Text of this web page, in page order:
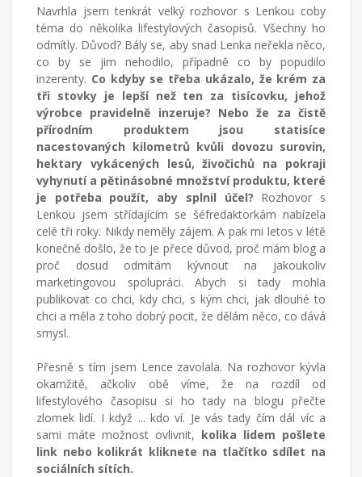
radostech
všednodenního
života.
Navrhla jsem tenkrát velký rozhovor s Lenkou coby
téma do několika lifestylových časopisů. Všechny ho
odmítly. Důvod? Bály se, aby snad Lenka neřekla něco,
co by se jim nehodilo, případně co by popudilo
inzerenty. Co kdyby se třeba ukázalo, že krém za
tři stovky je lepší než ten za tisícovku, jehož
výrobce pravidelně inzeruje? Nebo že za čistě
přírodním produktem jsou statisíce
nacestovaných kilometrů kvůli dovozu surovin,
hektary vykácených lesů, živočichů na pokraji
vyhynutí a pětinásobné množství produktu, které
je potřeba použít, aby splnil účel? Rozhovor s
Lenkou jsem střídajícím se šéfredaktorkám nabízela
celé tři roky. Nikdy neměly zájem. A pak mi letos v létě
konečně došlo, že to je přece důvod, proč mám blog a
proč dosud odmítám kývnout na jakoukoliv
marketingovou spolupráci. Abych si tady mohla
publikovat co chci, kdy chci, s kým chci, jak dlouhé to
chci a měla z toho dobrý pocit, že dělám něco, co dává
smysl.
Přesně s tím jsem Lence zavolala. Na rozhovor kývla
okamžitě, ačkoliv obě víme, že na rozdíl od
lifestylového časopisu si ho tady na blogu přečte
zlomek lidí. I když ... kdo ví. Je vás tady čím dál víc a
sami máte možnost ovlivnit, kolika lidem pošlete
link nebo kolikrát kliknete na tlačítko sdílet na
sociálních sítích.